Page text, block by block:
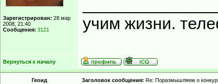
Зарегистрирован: 28 мар
2008, 21:40
Сообщения: 3121
учим жизни.
Вернуться к началу
Геоид Заголовок сообщения: Re: Поразмышляем о